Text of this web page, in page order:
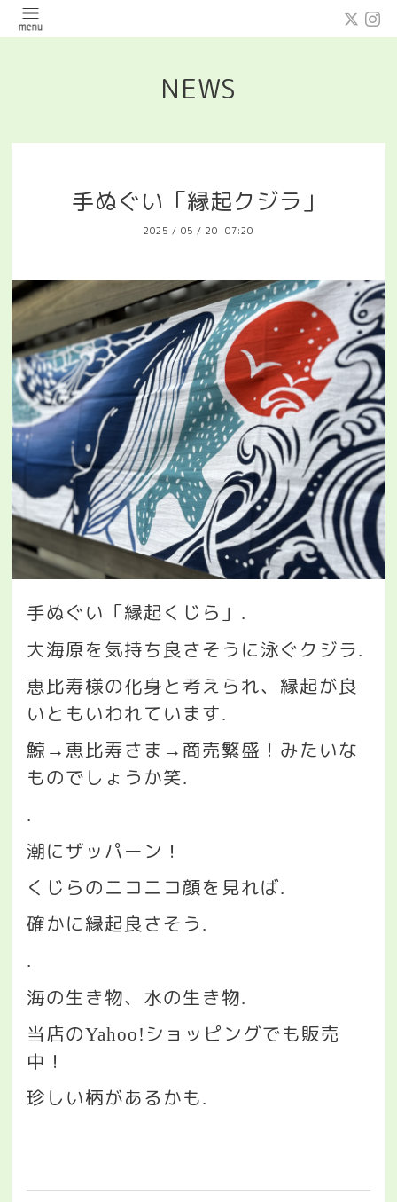
NEWS
手ぬぐい「縁起クジラ」
2025 / 05 / 20 07:20
手ぬぐい「縁起くじら」 .
大海原を気持ち良さそうに泳ぐクジラ.
恵比寿様の化身と考えられ、縁起が良
いともいわれています.
鯨 → 恵比寿さま → 商売繁盛！みたいな
ものでしょうか笑.
.
潮にザッパーン！
くじらのニコニコ顔を見れば.
確かに縁起良さそう .
.
海の生き物、水の生き物.
当店のYahoo! ショッピングでも販売
中！
珍しい柄があるかも.